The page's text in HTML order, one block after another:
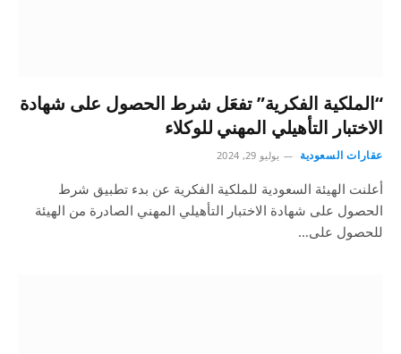
“الملكية الفكرية” تفعَل شرط الحصول على شهادة
الاختبار التأهيلي المهني للوكلاء
عقارات السعودية يوليو 29, 2024
أعلنت الهيئة السعودية للملكية الفكرية عن بدء تطبيق شرط
الحصول على شهادة الاختبار التأهيلي المهني الصادرة من الهيئة
للحصول على…